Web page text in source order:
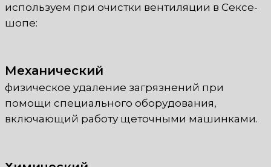
используем при очистки вентиляции в Сексе-
шопе:
Механический
физическое удаление загрязнений при
помощи специального оборудования,
включающий работу щеточными машинками.